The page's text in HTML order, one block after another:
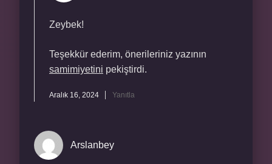
Zeybek!
Teşekkür ederim, önerileriniz yazının
samimiyetini pekiştirdi.
Aralık 16, 2024 Yanıtla
Arslanbey